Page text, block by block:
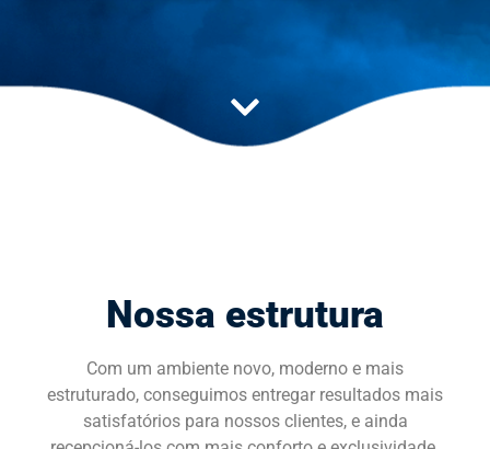
SOLICITE UMA DEMONSTRAÇÃO
Nossa estrutura
Com um ambiente novo, moderno e mais
estruturado, conseguimos entregar resultados mais
satisfatórios para nossos clientes, e ainda